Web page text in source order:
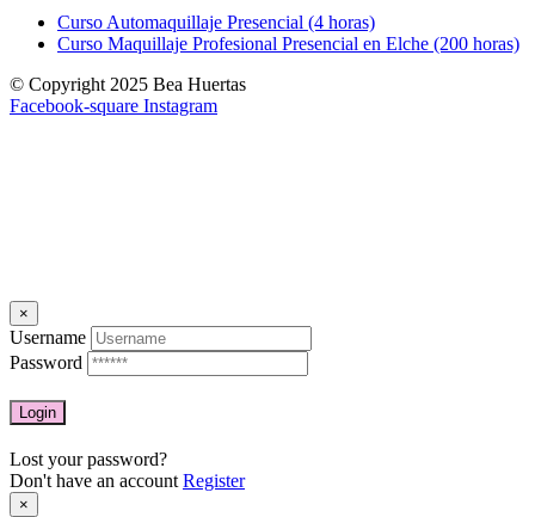
Curso Automaquillaje Presencial (4 horas)
Curso Maquillaje Profesional Presencial en Elche (200 horas)
© Copyright 2025 Bea Huertas
Facebook-square Instagram
×
Username
Password
Lost your password?
Don't have an account Register
×